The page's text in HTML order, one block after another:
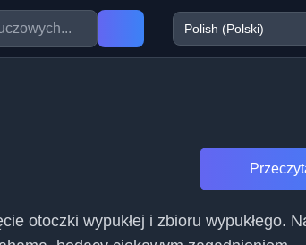
otoczki wypukłej i zbioru wypukłego.